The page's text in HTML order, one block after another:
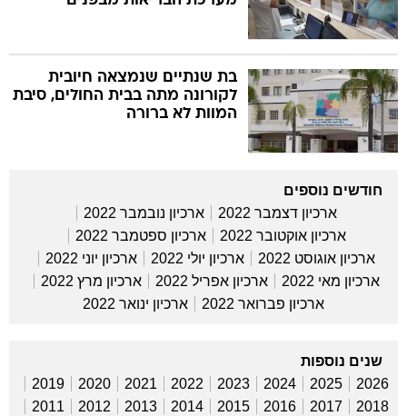
בת שנתיים שנמצאה חיובית
לקורונה מתה בבית החולים, סיבת
המוות לא ברורה
חודשים נוספים
ארכיון דצמבר 2022
ארכיון נובמבר 2022
ארכיון אוקטובר 2022
ארכיון ספטמבר 2022
ארכיון אוגוסט 2022
ארכיון יולי 2022
ארכיון יוני 2022
ארכיון מאי 2022
ארכיון אפריל 2022
ארכיון מרץ 2022
ארכיון פברואר 2022
ארכיון ינואר 2022
שנים נוספות
2026
2025
2024
2023
2022
2021
2020
2019
2018
2017
2016
2015
2014
2013
2012
2011